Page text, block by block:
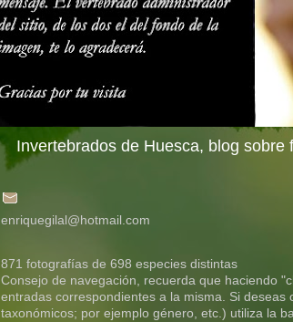
Invertebrados de Huesca, blog
enriquegilal@hotmail.com
871 fotografías de 698 especies distintas
Consejo de navegación, recuerda que haciendo
entradas correspondientes a la misma. Si
taxonómicos; por ejemplo género, etc.) utiliza la